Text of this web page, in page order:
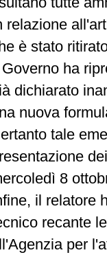
relazione
è stato
Governo ha
dichiarato
nuova
tale
8
il relatore
recante
per